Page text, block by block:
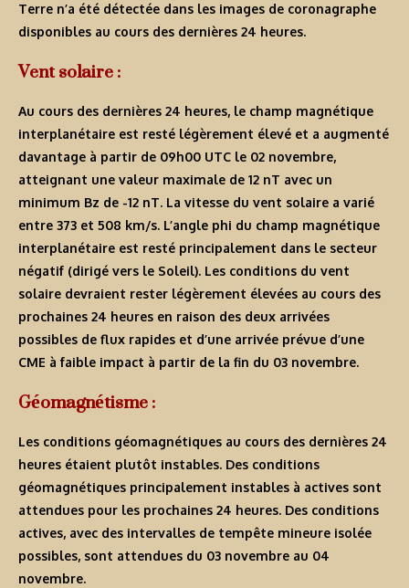
Terre n’a été détectée dans les images de coronagraphe
disponibles au cours des dernières 24 heures.
Vent solaire :
Au cours des dernières 24 heures, le champ magnétique
interplanétaire est resté légèrement élevé et a augmenté
davantage à partir de 09h00 UTC le 02 novembre,
atteignant une valeur maximale de 12 nT avec un
minimum Bz de -12 nT. La vitesse du vent solaire a varié
entre 373 et 508 km/s. L’angle phi du champ magnétique
interplanétaire est resté principalement dans le secteur
négatif (dirigé vers le Soleil). Les conditions du vent
solaire devraient rester légèrement élevées au cours des
prochaines 24 heures en raison des deux arrivées
possibles de flux rapides et d’une arrivée prévue d’une
CME à faible impact à partir de la fin du 03 novembre.
Géomagnétisme :
Les conditions géomagnétiques au cours des dernières 24
heures étaient plutôt instables. Des conditions
géomagnétiques principalement instables à actives sont
attendues pour les prochaines 24 heures. Des conditions
actives, avec des intervalles de tempête mineure isolée
possibles, sont attendues du 03 novembre au 04
novembre.